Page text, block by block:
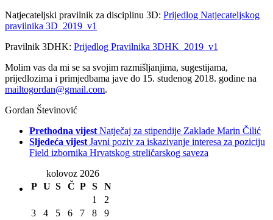
Natjecateljski pravilnik za disciplinu 3D: Prijedlog Natjecateljskog
pravilnika 3D_2019_v1
Pravilnik 3DHK: Prijedlog Pravilnika 3DHK_2019_v1
Molim vas da mi se sa svojim razmišljanjima, sugestijama,
prijedlozima i primjedbama jave do 15. studenog 2018. godine na
mailtogordan@gmail.com.
Gordan Števinović
Prethodna vijest Natječaj za stipendije Zaklade Marin Čilić
Sljedeća vijest Javni poziv za iskazivanje interesa za poziciju
Field izbornika Hrvatskog streličarskog saveza
kolovoz 2026
P U S Č P S
N
1
2
3
4 5 6 7 8
9